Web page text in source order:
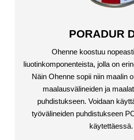
PORADUR
Ohenne koostuu
liuotinkomponenteista, jolla on
Näin Ohenne sopii niin maalin
maalausvälineiden ja
puhdistukseen. Voidaan
työvälineiden puhdistukseen
käytettäessä.